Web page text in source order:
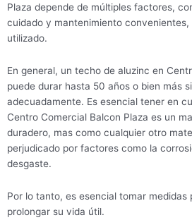
Plaza depende de múltiples factores,
cuidado y mantenimiento
utilizado.
En general, un techo de aluzinc en
puede durar hasta 50 años o bien más
adecuadamente. Es esencial tener en
Centro Comercial Balcon Plaza es un
duradero, mas como cualquier otro
perjudicado por factores como la
desgaste.
Por lo tanto, es esencial tomar
prolongar su vida útil.